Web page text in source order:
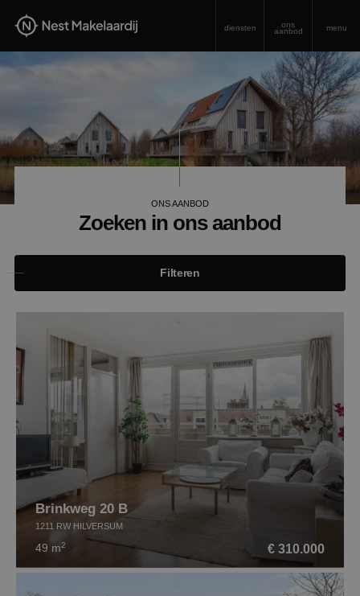
diensten ons
aanbod menu
ONS AANBOD
Zoeken in ons aanbod
Filteren
Brinkweg 20 B
1211 RW HILVERSUM
49 m2 € 310.000